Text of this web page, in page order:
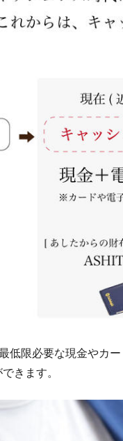
低限必要な現金やカ
きます。